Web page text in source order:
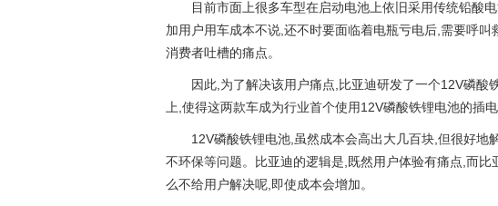
目前市面上很多车型在启动电池上依旧采用传统铅酸
加用户用车成本不说,还不时要面临着电瓶亏电后,需要呼
消费者吐槽的痛点。
因此,为了解决该用户痛点,比亚迪研发了一个12V磷
上,使得这两款车成为行业首个使用12V磷酸铁锂电池的插电
12V磷酸铁锂电池,虽然成本会高出大几百块,但很好地
不环保等问题。比亚迪的逻辑是,既然用户体验有痛点,而
么不给用户解决呢,即使成本会增加。